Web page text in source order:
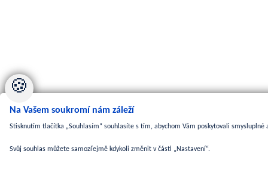
🍪
Na Vašem soukromí nám záleží
Stisknutím tlačítka „Souhlasím“ souhlasíte s tím, abychom Vám poskytovali
Svůj souhlas můžete samozřejmě kdykoli změnit v části „Nastavení“.